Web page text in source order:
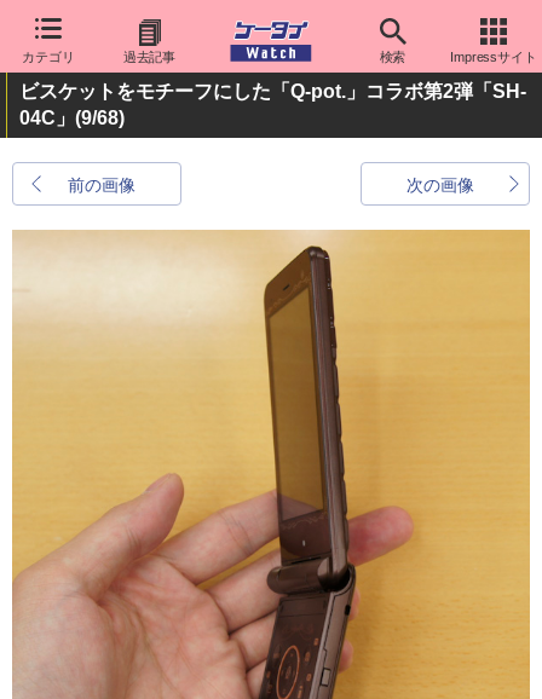
カテゴリ 過去記事 検索 Impressサイト
ビスケットをモチーフにした「Q-pot.」コラボ第2弾「SH-
04C」 (9/68)
前の画像 次の画像